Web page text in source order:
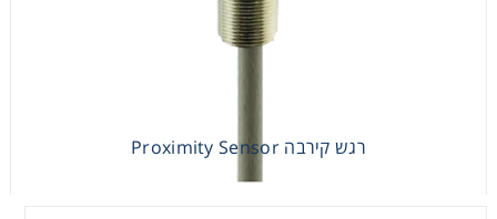
רגש קירבה Proximity Sensor